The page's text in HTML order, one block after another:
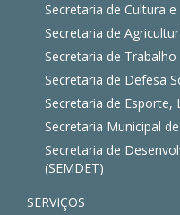
Secretaria de Cultura
Secretaria de
Secretaria de Trabalho
Secretaria de Defesa
Secretaria de Esporte,
Secretaria Municipal
Secretaria de
(SEMDET)
SERVIÇOS